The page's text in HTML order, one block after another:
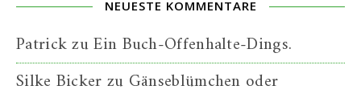
NEUESTE KOMMENTARE
PatrickzuEin Buch-Offenhalte-Dings.
Silke Bickerzu Gänseblümchen oder